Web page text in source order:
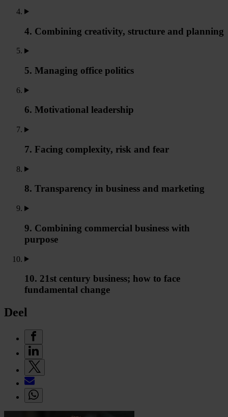
4. Combining creativity, structure and planning
5. Managing office politics
6. Motivational leadership
7. Facing complexity, risk and fear
8. Transparency in business and marketing
9. Combining commercial business with
purpose
10. 21st century business; how to face
fundamental change
Deel